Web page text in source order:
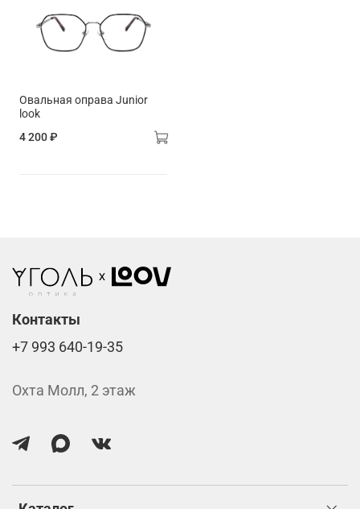
Овальная оправа Junior
look
4 200 ₽
Контакты
+7 993 640-19-35
Охта Молл, 2 этаж